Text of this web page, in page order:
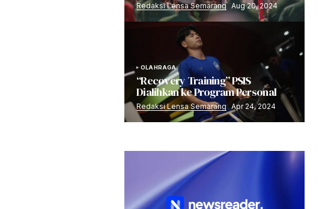
Redaksi Lensa Semarang Aug 20, 2024
OLAHRAGA
“Recovery Training” PSIS
Dialihkan ke Program Personal
Redaksi Lensa Semarang Apr 24, 2024